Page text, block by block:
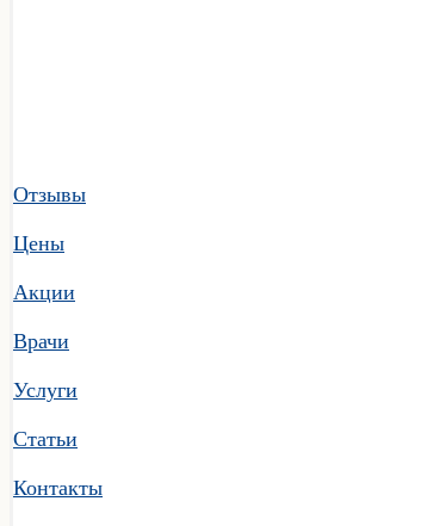
Отзывы
Цены
Акции
Врачи
Услуги
Статьи
Контакты